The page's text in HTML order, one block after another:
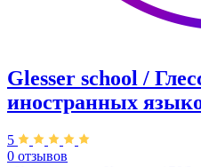
Glesser school /
иностранных
5
0 отзывов